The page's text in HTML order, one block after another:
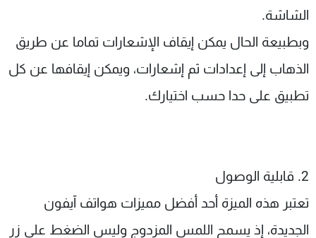
الشاشة.
وبطبيعة الحال يمكن إيقاف الإشعارات تماما عن طريق
الذهاب إلى إعدادات ثم إشعارات، ويمكن إيقافها عن كل
تطبيق على حدا حسب اختيارك.
2. قابلية الوصول
تعتبر هذه الميزة أحد أفضل مميزات هواتف آيفون
الجديدة، إذ يسمح اللمس المزدوج وليس الضغط على زر